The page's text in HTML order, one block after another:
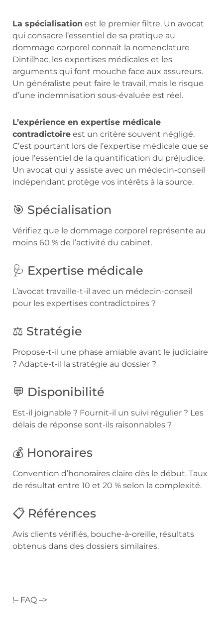
La spécialisation est le premier filtre. Un avocat
qui consacre l’essentiel de sa pratique au
dommage corporel connaît la nomenclature
Dintilhac, les expertises médicales et les
arguments qui font mouche face aux assureurs.
Un généraliste peut faire le travail, mais le risque
d’une indemnisation sous-évaluée est réel.
L’expérience en expertise médicale
contradictoire est un critère souvent négligé.
C’est pourtant lors de l’expertise médicale que se
joue l’essentiel de la quantification du préjudice.
Un avocat qui y assiste avec un médecin-conseil
indépendant protège vos intérêts à la source.
🎯 Spécialisation
Vérifiez que le dommage corporel représente au
moins 60 % de l’activité du cabinet.
🩺 Expertise médicale
L’avocat travaille-t-il avec un médecin-conseil
pour les expertises contradictoires ?
⚖️ Stratégie
Propose-t-il une phase amiable avant le judiciaire
? Adapte-t-il la stratégie au dossier ?
💬 Disponibilité
Est-il joignable ? Fournit-il un suivi régulier ? Les
délais de réponse sont-ils raisonnables ?
💰 Honoraires
Convention d’honoraires claire dès le début. Taux
de résultat entre 10 et 20 % selon la complexité.
📋 Références
Avis clients vérifiés, bouche-à-oreille, résultats
obtenus dans des dossiers similaires.
!– FAQ –>